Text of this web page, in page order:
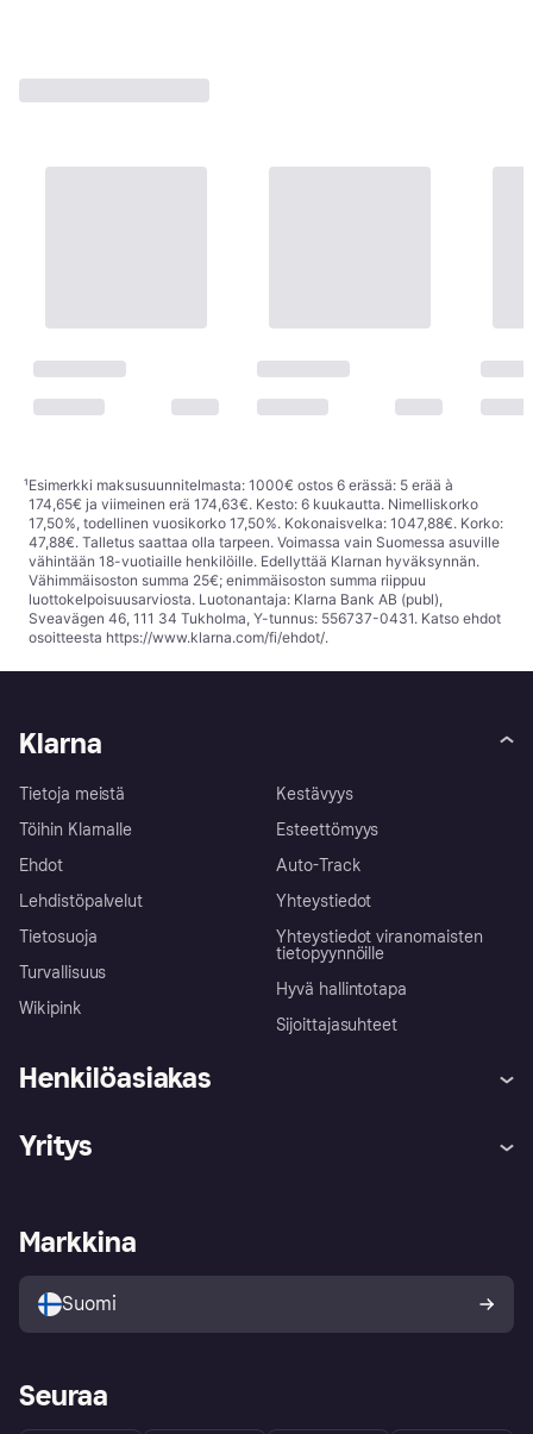
¹Esimerkki maksusuunnitelmasta: 1000€ ostos 6 erässä: 5 erää à
174,65€ ja viimeinen erä 174,63€. Kesto: 6 kuukautta. Nimelliskorko
17,50%, todellinen vuosikorko 17,50%. Kokonaisvelka: 1047,88€. Korko:
47,88€. Talletus saattaa olla tarpeen. Voimassa vain Suomessa asuville
vähintään 18-vuotiaille henkilöille. Edellyttää Klarnan hyväksynnän.
Vähimmäisoston summa 25€; enimmäisoston summa riippuu
luottokelpoisuusarviosta. Luotonantaja: Klarna Bank AB (publ),
Sveavägen 46, 111 34 Tukholma, Y-tunnus: 556737-0431. Katso ehdot
osoitteesta https://www.klarna.com/fi/ehdot/.
Klarna
Tietoja meistä
Töihin Klarnalle
Ehdot
Lehdistöpalvelut
Tietosuoja
Turvallisuus
Wikipink
Kestävyys
Esteettömyys
Auto-Track
Yhteystiedot
Yhteystiedot viranomaisten
tietopyynnöille
Hyvä hallintotapa
Sijoittajasuhteet
Henkilöasiakas
Kirjaudu sisään
Tutustu kauppoihin
Ostajan turva
Yritys
Kirjaudu sisään yrityksenä
Markkina
Suomi
Seuraa